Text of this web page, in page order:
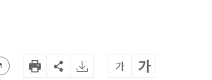
가 가